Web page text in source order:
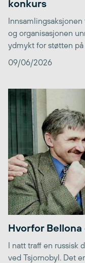
konkurs
og organisasjonen
ydmykt for støtten på
09/06/2026
Hvorfor Bellona
I natt traff en russisk
ved Tsjornobyl. Det